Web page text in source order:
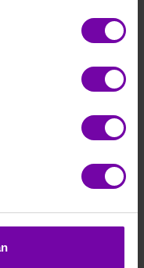
vragen, bel ons